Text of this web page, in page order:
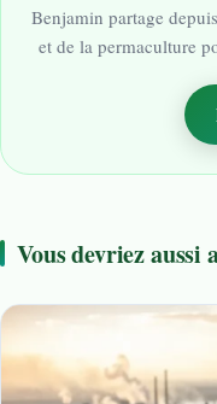
Benjamin partage
et de la permaculture
Vous devriez